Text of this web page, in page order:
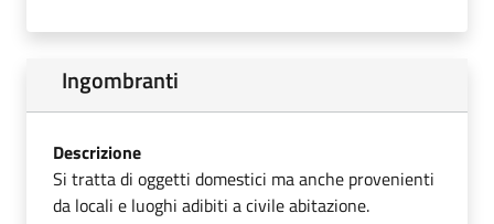
Ingombranti
Descrizione
Si tratta di oggetti domestici ma anche provenienti
da locali e luoghi adibiti a civile abitazione.